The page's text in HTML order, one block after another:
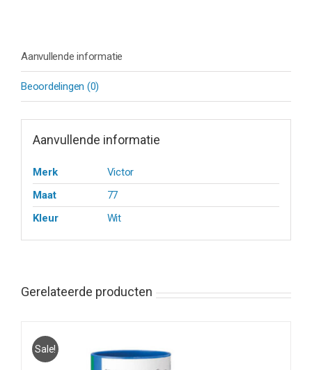
Aanvullende informatie
Beoordelingen (0)
Aanvullende informatie
Merk
Victor
Maat
77
Kleur
Wit
Gerelateerde producten
Sale!